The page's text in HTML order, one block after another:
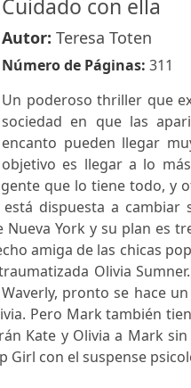
Cuidado con ella
Autor: Teresa Toten
Número de Páginas: 311
Un poderoso thriller que
sociedad en que las
encanto pueden llegar
objetivo es llegar a lo
que lo tiene todo, y
dispuesta a
Nueva York y su plan es
amiga de las chicas
Olivia
pronto se hace
Pero Mark también
Kate y Olivia a Mark
Girl con el suspense